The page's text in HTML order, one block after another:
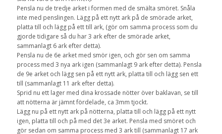
Pensla nu de tredje arket i formen med de smälta smöret. Snåla
inte med penslingen. Lägg på ett nytt ark på de smörade arket,
platta till och lägg på ett till ark, (gör om samma process som du
gjorde tidigare så du har 3 ark efter de smörade arket,
sammanlagt 6 ark efter detta).
Pensla nu de 6e arket med smör igen, och gör sen om samma
process med 3 nya ark igen (sammanlagt 9 ark efter detta). Pensla
de 9e arket och lägg sen på ett nytt ark, platta till och lägg sen ett
till (sammanlagt 11 ark efter detta).
Sprid nu ett lager med dina krossade nötter över baklavan, se till
att nötterna är jämnt fördelade, ca 3mm tjockt.
Lägg nu på ett nytt ark på nötterna, platta till och lägg på ett nytt
igen, platta till och på med det 3e arket. Pensla med smöret och
gör sedan om samma process med 3 ark till (sammanlagt 17 ark